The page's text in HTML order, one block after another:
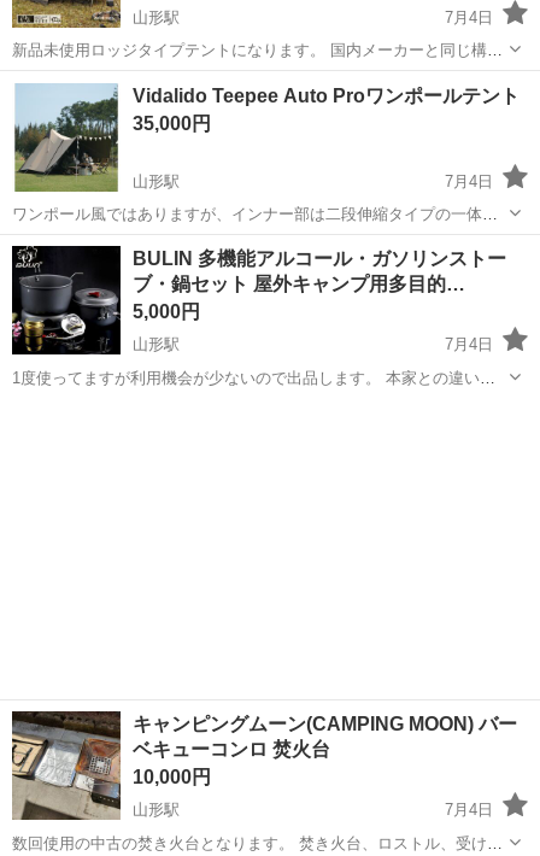
山形駅
7月4日
新品未使用ロッジタイプテントになります。 国内メーカーと同じ構造
でしっかりした骨組みのようです。 おまけに新品ピローを3個お付け
します。 ・アウターテント材質: 防水コーティングされた210dオック
スフォードPu3...
山形 山形市
Vidalido Teepee Auto Proワンポールテント
35,000円
山形駅
7月4日
ワンポール風ではありますが、インナー部は二段伸縮タイプの一体型
です。 フライ部は全室部分がかなり大きくとっており使い勝手がかな
り良いです。 組み立ても広げてフライを掛けるだけなので数分で完了
します。 新品未開封で梱...
山形 山形市 山形駅 その他 ワンポールテント
BULIN 多機能アルコール・ガソリンストー
ブ・鍋セット 屋外キャンプ用多目的…
5,000円
山形駅
7月4日
1度使ってますが利用機会が少ないので出品します。 本家との違いは
キャンピングムーン(CAMPING MOON) バー
ベキューコンロ 焚火台
10,000円
山形駅
7月4日
数回使用の中古の焚き火台となります。 焚き火台、ロストル、受け板